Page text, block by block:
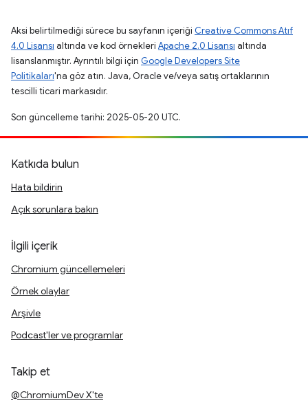
Aksi belirtilmediği sürece bu sayfanın içeriği Creative Commons Atıf
4.0 Lisansı altında ve kod örnekleri Apache 2.0 Lisansı altında
lisanslanmıştır. Ayrıntılı bilgi için Google Developers Site
Politikaları'na göz atın. Java, Oracle ve/veya satış ortaklarının
tescilli ticari markasıdır.
Son güncelleme tarihi: 2025-05-20 UTC.
Katkıda bulun
Hata bildirin
Açık sorunlara bakın
İlgili içerik
Chromium güncellemeleri
Örnek olaylar
Arşivle
Podcast'ler ve programlar
Takip et
@ChromiumDev X'te